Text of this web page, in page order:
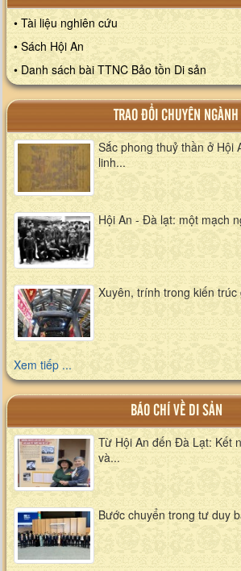
• Tài liệu nghiên cứu
• Sách Hội An
• Danh sách bài TTNC Bảo tồn Di sản
TRAO ĐỔI CHUYÊN NGÀNH
Sắc phong thuỷ thần ở Hội
linh...
Hội An - Đà lạt: một mạch
Xuyên, trính trong kiến trúc
Xem tiếp ...
BÁO CHÍ VỀ DI SẢN
Từ Hội An đến Đà Lạt: Kết
và...
Bước chuyển trong tư duy